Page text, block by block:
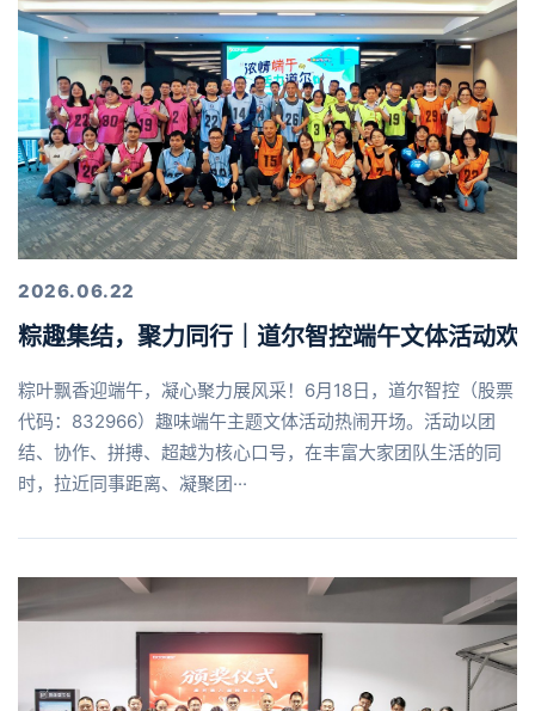
2026.06.22
粽趣集结，聚力同行｜道尔智控端午文体活动欢
粽叶飘香迎端午，凝心聚力展风采！6月18日，道尔智控（股票
代码：832966）趣味端午主题文体活动热闹开场。活动以团
结、协作、拼搏、超越为核心口号，在丰富大家团队生活的同
时，拉近同事距离、凝聚团···